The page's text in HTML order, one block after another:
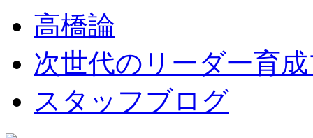
高橋論
次世代のリーダー育
スタッフブログ